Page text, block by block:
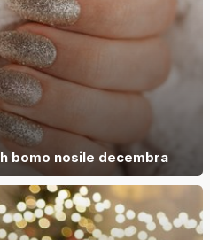
bomo nosile decembra